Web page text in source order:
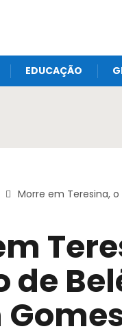
EDUCAÇÃO
Morre em Teresina,
de